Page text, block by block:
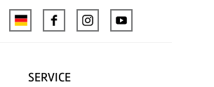
SERVICE